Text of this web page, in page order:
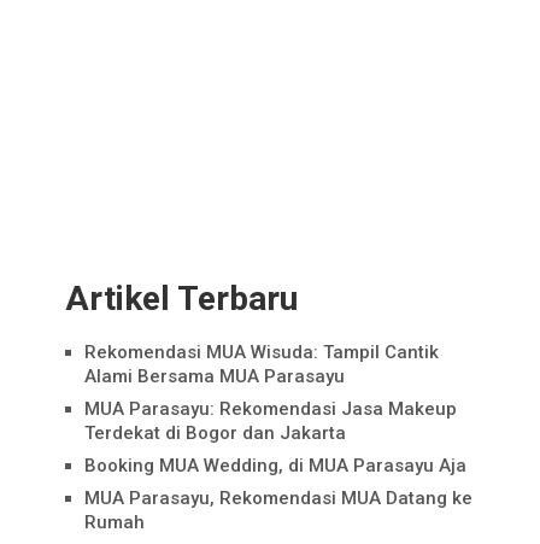
Artikel Terbaru
Rekomendasi MUA Wisuda: Tampil Cantik
Alami Bersama MUA Parasayu
MUA Parasayu: Rekomendasi Jasa Makeup
Terdekat di Bogor dan Jakarta
Booking MUA Wedding, di MUA Parasayu Aja
MUA Parasayu, Rekomendasi MUA Datang ke
Rumah